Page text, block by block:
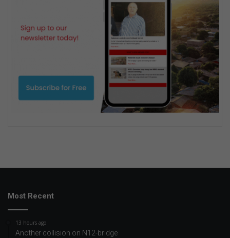
Most Recent
13 hours ago
Another collision on N12-bridge